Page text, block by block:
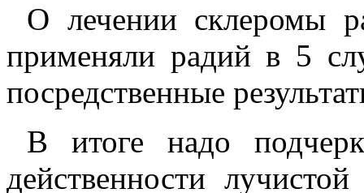
О лечении склеромы
применяли радий в 5
посредственные
В итоге надо
действенности